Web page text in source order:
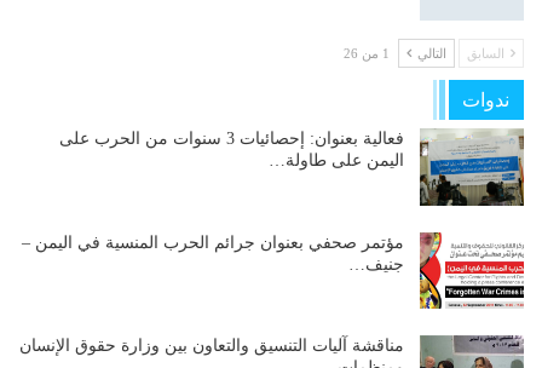
السابق التالي 1 من 26
ندوات
فعالية بعنوان: إحصائيات 3 سنوات من الحرب على
اليمن على طاولة…
مؤتمر صحفي بعنوان جرائم الحرب المنسية في اليمن –
جنيف…
مناقشة آليات التنسيق والتعاون بين وزارة حقوق الإنسان